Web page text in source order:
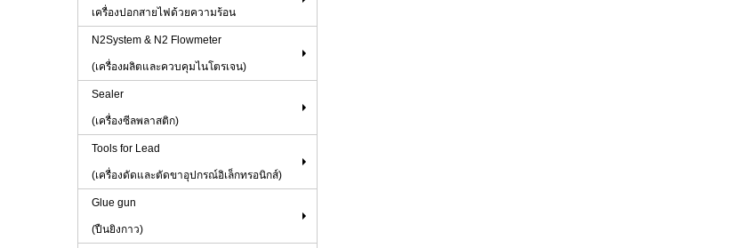
เครื่องปอกสายไฟด้วยความร้อน
N2System & N2 Flowmeter
(เครื่องผลิตและควบคุมไนโตรเจน)
Sealer
(เครื่องซีลพลาสติก)
Tools for Lead
(เครื่องดัดและตัดขาอุปกรณ์อิเล็กทรอนิกส์)
Glue gun
(ปืนยิงกาว)